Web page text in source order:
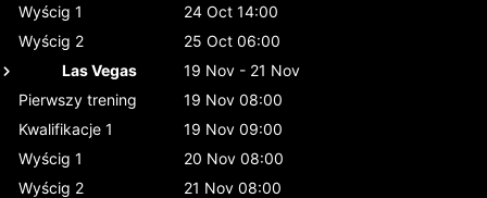
Wyścig 1
24 Oct 14:00
Wyścig 2
25 Oct 06:00
Las Vegas
19 Nov - 21 Nov
Pierwszy trening
19 Nov 08:00
Kwalifikacje 1
19 Nov 09:00
Wyścig 1
20 Nov 08:00
Wyścig 2
21 Nov 08:00